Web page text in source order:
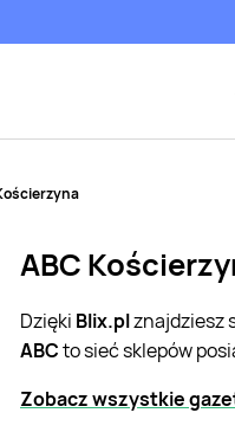
ABC
Dzięki Blix.plznajdziesz
ABCto sieć sklepów
Zobacz wszystkie